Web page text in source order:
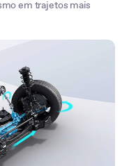
em trajetos mais